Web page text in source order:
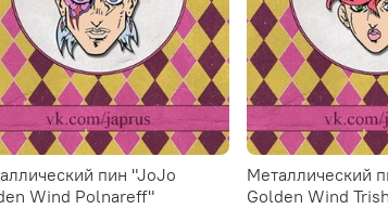
пин "JoJo
Wind Polnareff"
Металлический
Golden Wind